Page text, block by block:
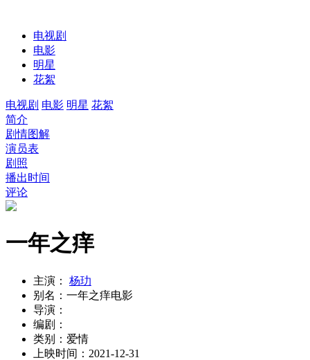
电视剧
电影
明星
花絮
电视剧 电影 明星 花絮
简介
剧情图解
演员表
剧照
播出时间
评论
一年之痒
主演：
杨玏
别名： 一年之痒电影
导演：
编剧：
类别： 爱情
上映时间： 2021-12-31